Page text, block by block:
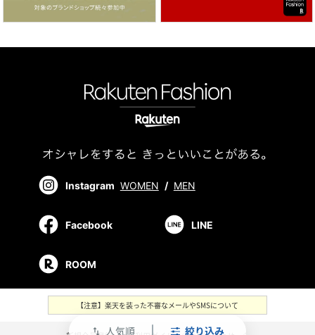
swap_vert 人気順 絞り込み
Instagram WOMEN / MEN
Facebook LINE
ROOM
【注意】楽天を装った不審なメールやSMSについて